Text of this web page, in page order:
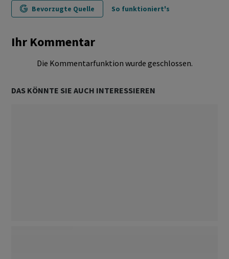
Bevorzugte Quelle So funktioniert's
Ihr Kommentar
Die Kommentarfunktion wurde geschlossen.
DAS KÖNNTE SIE AUCH INTERESSIEREN